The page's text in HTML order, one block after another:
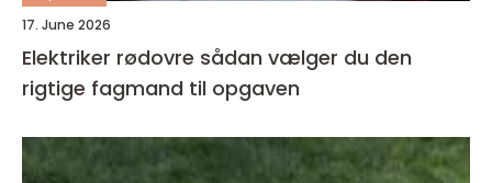
17. June 2026
Elektriker rødovre sådan vælger du den
rigtige fagmand til opgaven